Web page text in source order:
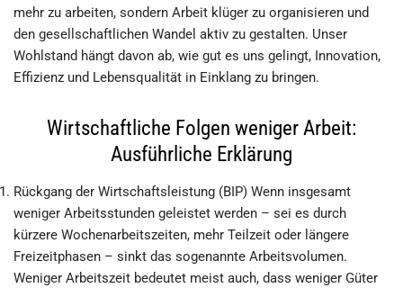
mehr zu arbeiten, sondern Arbeit klüger zu organisieren und
den gesellschaftlichen Wandel aktiv zu gestalten. Unser
Wohlstand hängt davon ab, wie gut es uns gelingt, Innovation,
Effizienz und Lebensqualität in Einklang zu bringen.
Wirtschaftliche Folgen weniger Arbeit:
Ausführliche Erklärung
Rückgang der Wirtschaftsleistung (BIP) Wenn insgesamt
weniger Arbeitsstunden geleistet werden – sei es durch
kürzere Wochenarbeitszeiten, mehr Teilzeit oder längere
Freizeitphasen – sinkt das sogenannte Arbeitsvolumen.
Weniger Arbeitszeit bedeutet meist auch, dass weniger Güter